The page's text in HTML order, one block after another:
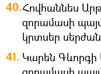
Հովհաննես
զորամասի
կրտսեր
Կարեն